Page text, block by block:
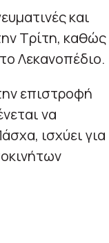
και
Τρίτη, καθώς
Λεκανοπέδιο.
επιστροφή
να
ισχύει για